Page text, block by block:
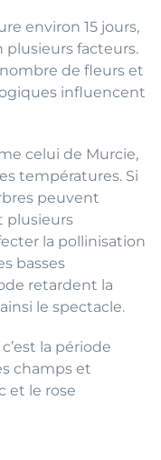
environ 15 jours,
plusieurs facteurs.
de fleurs et
influencent
celui de Murcie,
températures. Si
peuvent
plusieurs
la pollinisation
basses
retardent la
le spectacle.
la période
champs et
et le rose